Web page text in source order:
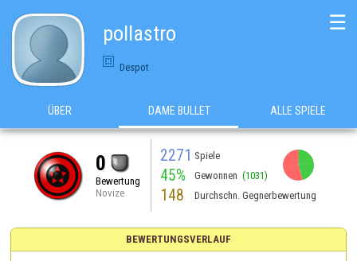
pollastro
Despot
☰
ÜBER DAME BULLET ALLE SPIELE
0
Bewertung
Novize
2271 Spiele
45% Gewonnen (1031)
148 Durchschn. Gegnerbewertung
BEWERTUNGSVERLAUF